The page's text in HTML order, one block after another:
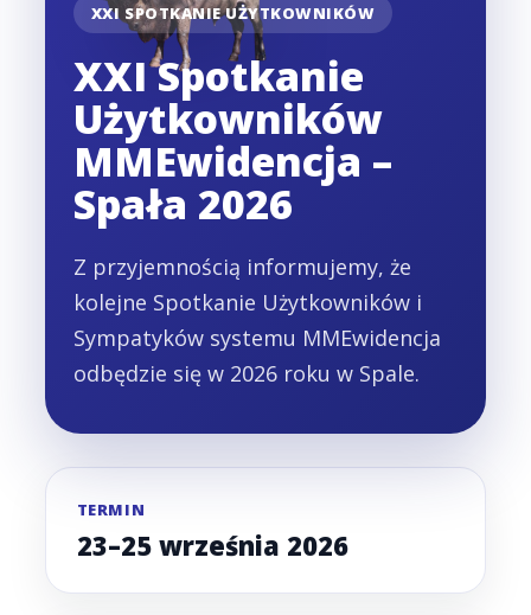
XXI SPOTKANIE UŻYTKOWNIKÓW
XXI Spotkanie
Użytkowników
MMEwidencja –
Spała 2026
Z przyjemnością informujemy, że
kolejne Spotkanie Użytkowników i
Sympatyków systemu MMEwidencja
odbędzie się w 2026 roku w Spale.
TERMIN
23–25 września 2026